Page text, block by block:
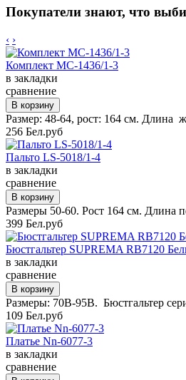
Покупатели знают, что
‹ ›
Комплект MC-1436/1-3
в закладки
сравнение
Размер: 48-64, рост: 164 см. Длина
256 Бел.руб
Пальто LS-5018/1-4
в закладки
сравнение
Размеры 50-60. Рост 164 см. Длина
399 Бел.руб
Бюстгальтер SUPREMA RB7120
в закладки
сравнение
Размеры: 70B-95B. Бюстгальтер
109 Бел.руб
Платье Nn-6077-3
в закладки
сравнение